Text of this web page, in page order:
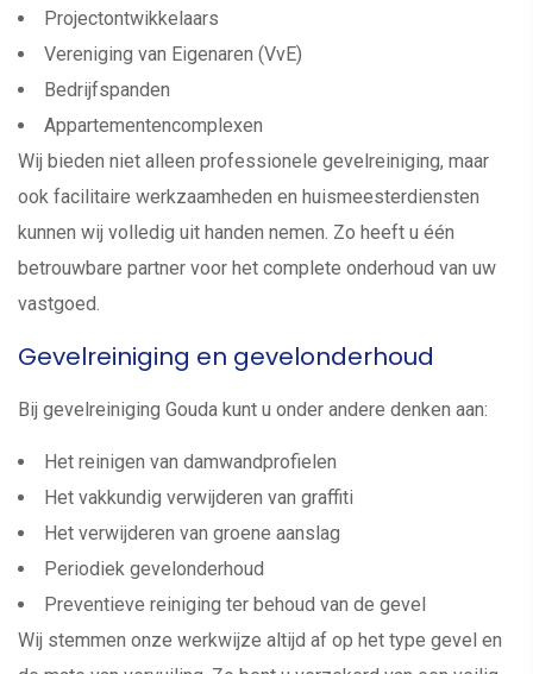
Projectontwikkelaars
Vereniging van Eigenaren (VvE)
Bedrijfspanden
Appartementencomplexen
Wij bieden niet alleen professionele gevelreiniging, maar
ook facilitaire werkzaamheden en huismeesterdiensten
kunnen wij volledig uit handen nemen. Zo heeft u één
betrouwbare partner voor het complete onderhoud van uw
vastgoed.
Gevelreiniging en gevelonderhoud
Bij gevelreiniging Gouda kunt u onder andere denken aan:
Het reinigen van damwandprofielen
Het vakkundig verwijderen van graffiti
Het verwijderen van groene aanslag
Periodiek gevelonderhoud
Preventieve reiniging ter behoud van de gevel
Wij stemmen onze werkwijze altijd af op het type gevel en